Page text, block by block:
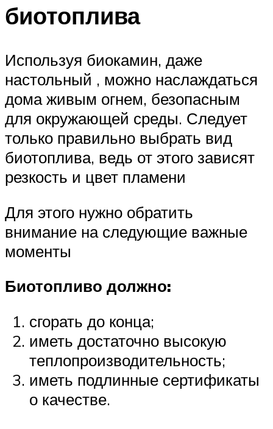
биотоплива
Используя биокамин, даже
настольный , можно наслаждаться
дома живым огнем, безопасным
для окружающей среды. Следует
только правильно выбрать вид
биотоплива, ведь от этого зависят
резкость и цвет пламени
Для этого нужно обратить
внимание на следующие важные
моменты
Биотопливо должно:
сгорать до конца;
иметь достаточно высокую
теплопроизводительность;
иметь подлинные сертификаты
о качестве.